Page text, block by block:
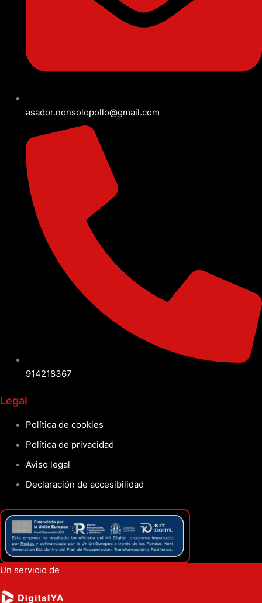
asador.nonsolopollo@gmail.com
914218367
Legal
Política de cookies
Política de privacidad
Aviso legal
Declaración de accesibilidad
Un servicio de